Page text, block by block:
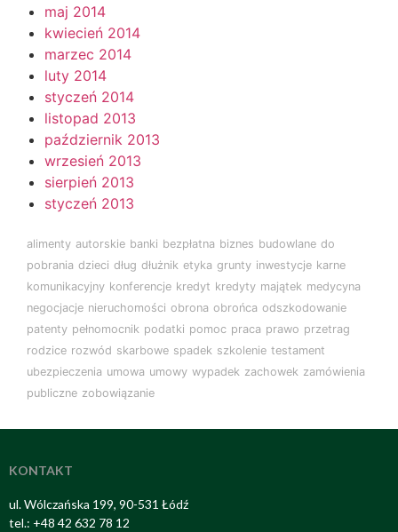
maj 2014
kwiecień 2014
marzec 2014
luty 2014
styczeń 2014
listopad 2013
październik 2013
wrzesień 2013
sierpień 2013
styczeń 2013
alimenty autorskie banki bezpłatna biznes budowlane do
pobrania dzieci dług dłużnik etyka grunty inwestycje karne
komunikacyjny konferencje kredyt kredyty majątek medycyna
negocjacje nieruchomości obrona obrońca odszkodowanie
patenty pełnomocnik podatki pomoc praca prawo przetrag
rodzice rozwód skarbowe spadek szkolenie testament
ubezpieczenia umowa umowy wypadek zachowek zamówienia
publiczne zobowiązanie
KONTAKT
ul. Wólczańska 199, 90-531 Łódź
tel.: +48 42 632 78 12